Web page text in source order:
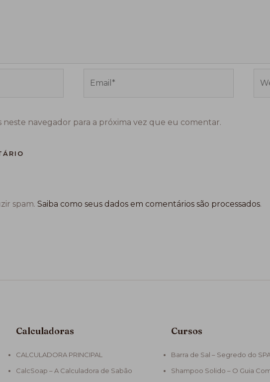
neste navegador para a próxima vez que eu comentar.
spam. Saiba como seus dados em comentários são processados.
Calculadoras
CALCULADORA PRINCIPAL
CalcSoap – A Calculadora de Sabão
Cursos
Barra de Sal – Segredo do
Shampoo Solido – O Guia